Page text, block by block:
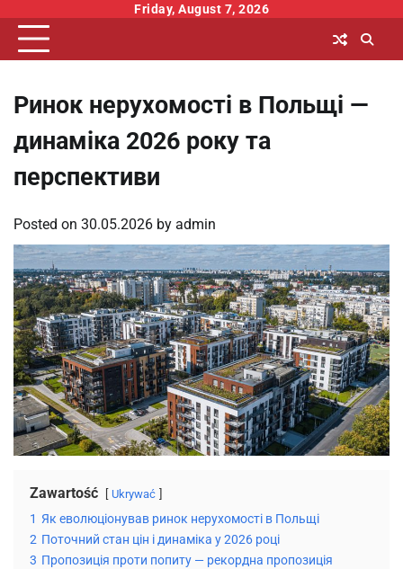
content
Friday, August 7, 2026
Ринок нерухомості в Польщі —
динаміка 2026 року та
перспективи
Posted on 30.05.2026 by admin
Zawartość Ukrywać
1 Як еволюціонував ринок нерухомості в Польщі
2 Поточний стан цін і динаміка у 2026 році
3 Пропозиція проти попиту — рекордна пропозиція